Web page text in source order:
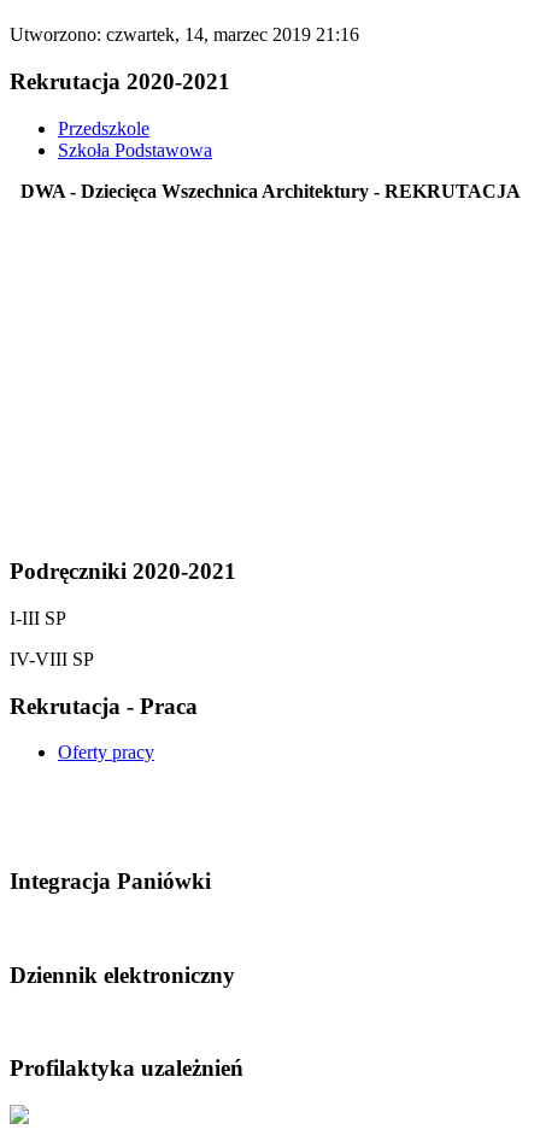
Utworzono: czwartek, 14, marzec 2019 21:16
Rekrutacja 2020-2021
Przedszkole
Szkoła Podstawowa
DWA - Dziecięca Wszechnica Architektury - REKRUTACJA
Podręczniki 2020-2021
I-III SP
IV-VIII SP
Rekrutacja - Praca
Oferty pracy
Integracja Paniówki
Dziennik elektroniczny
Profilaktyka uzależnień